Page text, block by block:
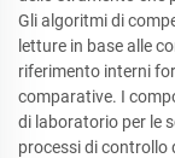
Gli algoritmi di
letture in base alle
riferimento interni
comparative. I
di laboratorio per le
processi di controllo